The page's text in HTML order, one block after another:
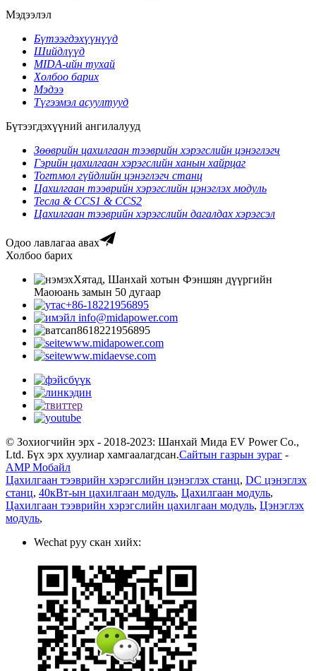
Мэдээлэл
Бүтээгдэхүүнүүд
Шийдлүүд
MIDA-ийн тухай
Холбоо барих
Мэдээ
Түгээмэл асуултууд
Бүтээгдэхүүний ангилалууд
Зөөврийн цахилгаан тээврийн хэрэгслийн цэнэглэгч
Гэрийн цахилгаан хэрэгслийн ханын хайрцаг
Тогтмол гүйдлийн цэнэглэгч станц
Цахилгаан тээврийн хэрэгслийн цэнэглэх модуль
Тесла & CCS1 & CCS2
Цахилгаан тээврийн хэрэгслийн дагалдах хэрэгсэл
Одоо лавлагаа авах
Холбоо барих
Хятад, Шанхай хотын Фэншян дүүргийн
Маоюань замын 50 дугаар
+86-18221956895
info@midapower.com
8618221956895
www.midapower.com
www.midaevse.com
© Зохиогчийн эрх - 2018-2023: Шанхай Мида EV Power Co.,
Ltd. Бүх эрх хуулиар хамгаалагдсан.Сайтын газрын зураг -
AMP Мобайл
Цахилгаан тээврийн хэрэгслийн цэнэглэх станц, DC цэнэглэх
станц, 40кВт-ын цахилгаан модуль, Цахилгаан модуль,
Цахилгаан тээврийн хэрэгслийн цахилгаан модуль, Цэнэглэх
модуль,
Wechat руу скан хийх: